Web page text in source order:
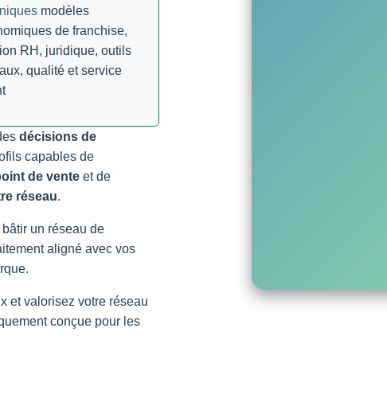
modèles
de franchise,
RH, juridique, outils
qualité et service
décisions de
capables de
de vente et de
réseau.
bâtir un réseau de
aligné avec vos
et valorisez votre réseau
conçue pour les